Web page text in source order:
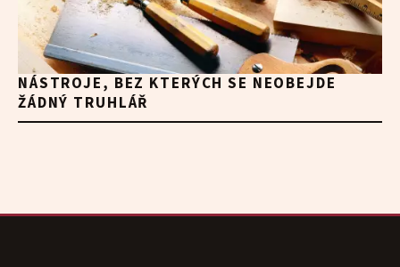
NÁSTROJE, BEZ KTERÝCH SE NEOBEJDE
ŽÁDNÝ TRUHLÁŘ